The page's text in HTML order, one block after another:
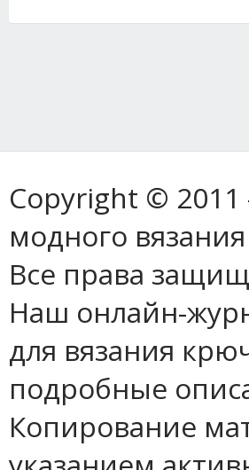
Copyright © 2011
модного
Все права
Наш онлайн-
для вязания
подробные
Копирование